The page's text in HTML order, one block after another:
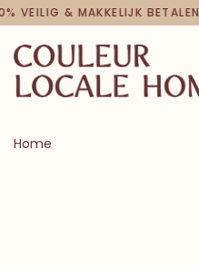
VEILIG & MAKKELIJK BETALEN
Home